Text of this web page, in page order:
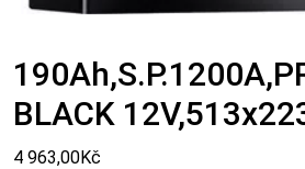
BLACK
4 963,00Kč